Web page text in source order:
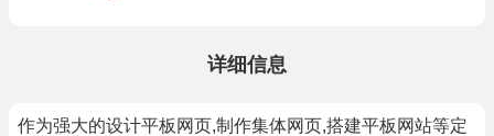
详细信息
作为强大的设计平板网页,制作集体网页,搭建平板网站等定